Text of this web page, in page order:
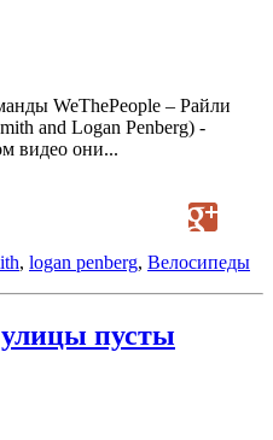
WeThePeople – Райли
and Logan Penberg) -
видео они...
, logan penberg, Велосипеды
пусты